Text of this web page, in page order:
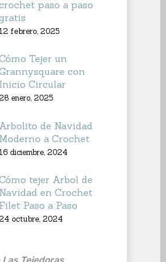
paso a paso
gratis
febrero, 2025
Tejer un
con
Inicio Circular
enero, 2025
Arbolito de Navidad
Moderno a Crochet
diciembre, 2024
tejer Arbol de
Navidad en Crochet
Filet Paso a Paso
octubre, 2024